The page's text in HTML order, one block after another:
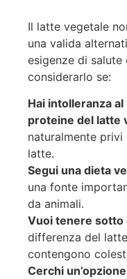
Il latte vegetale
una valida
esigenze di
considerarlo se:
Hai intolleranza al
proteine del latte
naturalmente
latte.
Segui una dieta
una fonte
da animali.
Vuoi tenere
differenza del
contengono
Cerchi